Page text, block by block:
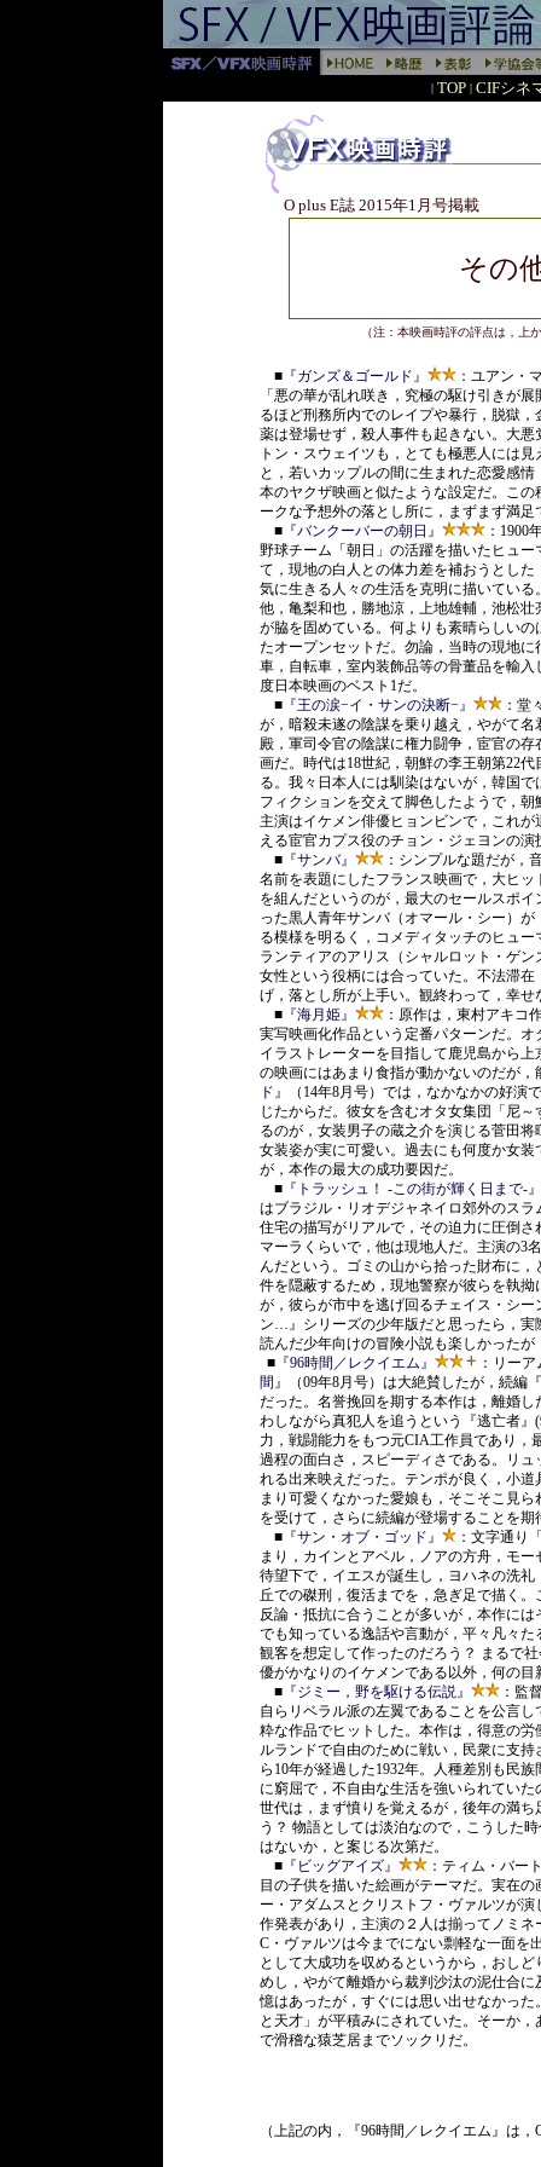
| TOP | CIFシネ
O plus E誌 2015年1月号掲載
その
（注：本映画時評の評点は，上
■ 『ガンズ＆ゴールド』
：ユアン・
「悪の華が乱れ咲き，究極の駆け引きが
るほど刑務所内でのレイプや暴行，脱獄
薬は登場せず，殺人事件も起きない。大
トン・スウェイツも，とても極悪人には
と，若いカップルの間に生まれた恋愛感
本のヤクザ映画と似たような設定だ。こ
ークな予想外の落とし所に，まずまず満足
■ 『バンクーバーの朝日』
：1900
野球チーム「朝日」の活躍を描いたヒュ
て，現地の白人との体力差を補おうとした
気に生きる人々の生活を克明に描いてい
他，亀梨和也，勝地涼，上地雄輔，池松
が脇を固めている。何よりも素晴らしい
たオープンセットだ。勿論，当時の現地
車，自転車，室内装飾品等の骨董品を輸
度日本映画のベスト1だ。
■ 『王の涙−イ・サンの決断−』
：堂
が，暗殺未遂の陰謀を乗り越え，やがて
殿，軍司令官の陰謀に権力闘争，宦官の
画だ。時代は18世紀，朝鮮の李王朝第22
る。我々日本人には馴染はないが，韓国
フィクションを交えて脚色したようで，
主演はイケメン俳優ヒョンビンで，これ
える宦官カプス役のチョン・ジェヨンの
■ 『サンバ』
：シンプルな題だが，
名前を表題にしたフランス映画で，大ヒッ
を組んだというのが，最大のセールスポ
った黒人青年サンバ（オマール・シー）
る模様を明るく，コメディタッチのヒュ
ランティアのアリス（シャルロット・ゲ
女性という役柄には合っていた。不法滞
げ，落とし所が上手い。観終わって，幸
■ 『海月姫』
：原作は，東村アキコ
実写映画化作品という定番パターンだ。
イラストレーターを目指して鹿児島から
の映画にはあまり食指が動かないのだが
ド』（14年8月号）では，なかなかの好演
じたからだ。彼女を含むオタ女集団「尼
るのが，女装男子の蔵之介を演じる菅田
女装姿が実に可愛い。過去にも何度か女
が，本作の最大の成功要因だ。
■ 『トラッシュ！ -この街が輝く日まで-』
はブラジル・リオデジャネイロ郊外のス
住宅の描写がリアルで，その迫力に圧倒
マーラくらいで，他は現地人だ。主演の3
んだという。ゴミの山から拾った財布に
件を隠蔽するため，現地警察が彼らを執
が，彼らが市中を逃げ回るチェイス・シ
ン…』シリーズの少年版だと思ったら，実
読んだ少年向けの冒険小説も楽しかった
■ 『96時間／レクイエム』
：リー
間』（09年8月号）は大絶賛したが，続編『
だった。名誉挽回を期する本作は，離婚
わしながら真犯人を追うという『逃亡者
力，戦闘能力をもつ元CIA工作員であり，
過程の面白さ，スピーディさである。リ
れる出来映えだった。テンポが良く，小
まり可愛くなかった愛娘も，そこそこ見
を受けて，さらに続編が登場することを期
■ 『サン・オブ・ゴッド』
：文字通り
まり，カインとアベル，ノアの方舟，モ
待望下で，イエスが誕生し，ヨハネの洗
丘での磔刑，復活までを，急ぎ足で描く
反論・抵抗に合うことが多いが，本作に
でも知っている逸話や言動が，平々凡々
観客を想定して作ったのだろう？ まるで
優がかなりのイケメンである以外，何の目
■ 『ジミー，野を駆ける伝説』
：監
自らリベラル派の左翼であることを公言
粋な作品でヒットした。本作は，得意の
ルランドで自由のために戦い，民衆に支
ら10年が経過した1932年。人種差別も民
に窮屈で，不自由な生活を強いられてい
世代は，まず憤りを覚えるが，後年の満
う？ 物語としては淡泊なので，こうした
はないか，と案じる次第だ。
■ 『ビッグアイズ』
：ティム・バー
目の子供を描いた絵画がテーマだ。実在
ー・アダムスとクリストフ・ヴァルツが
作発表があり，主演の２人は揃ってノミ
C・ヴァルツは今までにない剽軽な一面を
として大成功を収めるというから，おし
めし，やがて離婚から裁判沙汰の泥仕合
憶はあったが，すぐには思い出せなかっ
と天才」が平積みにされていた。そーか
で滑稽な猿芝居までソックリだ。
（上記の内，『96時間／レクイエム』は